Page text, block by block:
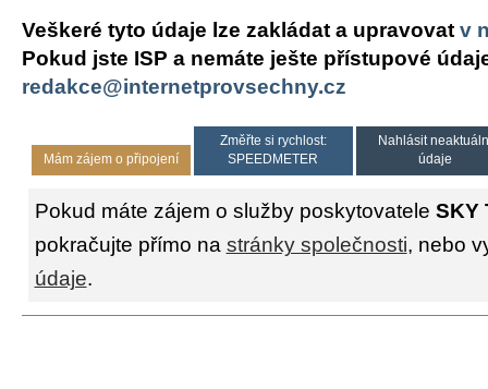
Veškeré tyto údaje lze zakládat a upravovat v
Pokud jste ISP a nemáte ješte přístupové
redakce@internetprovsechny.cz
Mám zájem o připojení
Změřte si rychlost:
SPEEDMETER
Nahlásit
údaje
Pokud máte zájem o služby poskytovatele SKY
pokračujte přímo na stránky společnosti, nebo
údaje.